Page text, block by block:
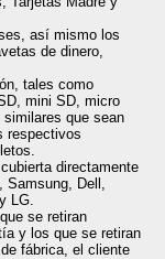
así mismo los
de dinero,
tales como
mini SD, micro
que sean
respectivos
directamente
Samsung, Dell,
LG.
se retiran
y los que se retiran
fábrica, el cliente